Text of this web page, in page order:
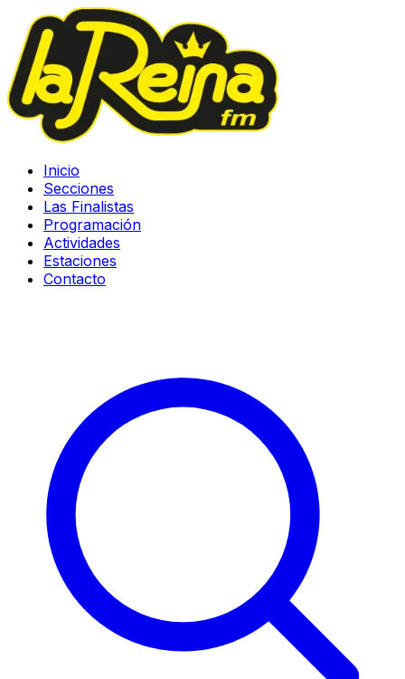
Inicio
Secciones
Las Finalistas
Programación
Actividades
Estaciones
Contacto